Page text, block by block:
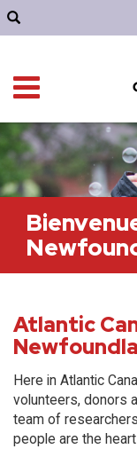
Atlantic
Here in Atlantic
volunteers, donors
team of
people are the